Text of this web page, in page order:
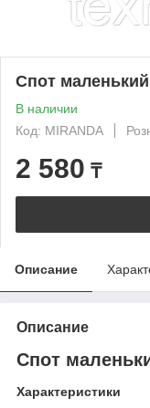
Спот
В наличии
Код: MIRANDA
2 580 ₸
Описание
Описание
Спот
Характеристики